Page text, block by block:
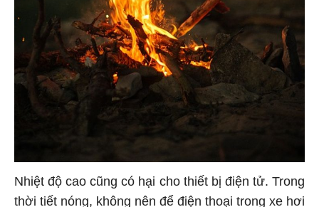
Nhiệt độ cao cũng có hại cho thiết bị điện tử. Trong
thời tiết nóng, không nên để điện thoại trong xe hơi